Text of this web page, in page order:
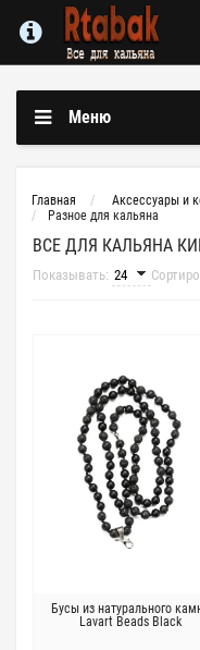
Меню
Главная
Аксессуары и
Разное для кальяна
ВСЕ ДЛЯ КАЛЬЯНА
Показывать:
Бусы из натурального
Lavart Beads Black